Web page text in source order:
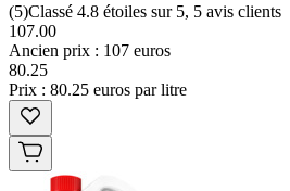
(5)Classé 4.8 étoiles sur 5, 5 avis clients
107.00
Ancien prix : 107 euros
80.25
Prix : 80.25 euros par litre